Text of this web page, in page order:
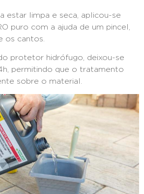
estar limpa e seca, aplicou-se
puro com a ajuda de um pincel,
os cantos.
protetor hidrófugo, deixou-se
permitindo que o tratamento
sobre o material.